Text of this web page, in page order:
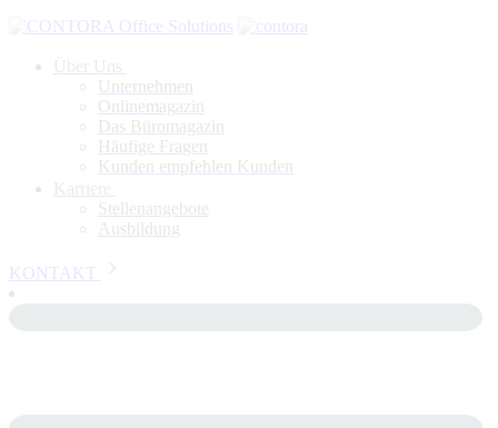
Unternehmen
Onlinemagazin
Das Büromagazin
Häufige Fragen
Kunden empfehlen Kunden
Stellenangebote
Ausbildung
KONTAKT